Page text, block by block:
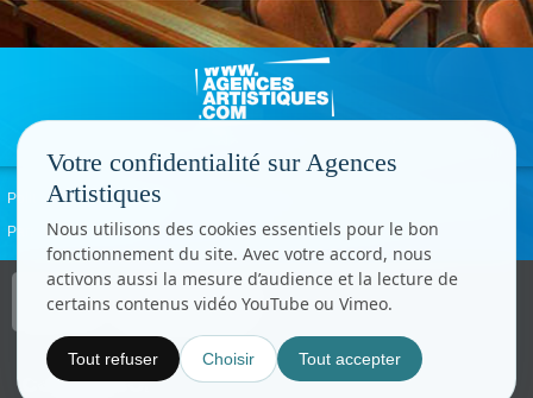
Politique de confidentialité
Paramètres cookies
Copyright © CC.Comunication
Tous droits réservés
Votre confidentialité sur Agences
Artistiques
Nous utilisons des cookies essentiels pour le bon
fonctionnement du site. Avec votre accord, nous
activons aussi la mesure d’audience et la lecture de
certains contenus vidéo YouTube ou Vimeo.
Tout refuser Choisir Tout accepter